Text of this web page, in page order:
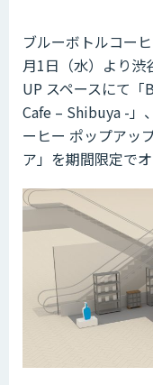
ブルーボトルコー
月1日（水）より渋
UP スペースにて「
Cafe – Shibuya -」
ーヒー ポップアッ
ア」を期間限定でオ